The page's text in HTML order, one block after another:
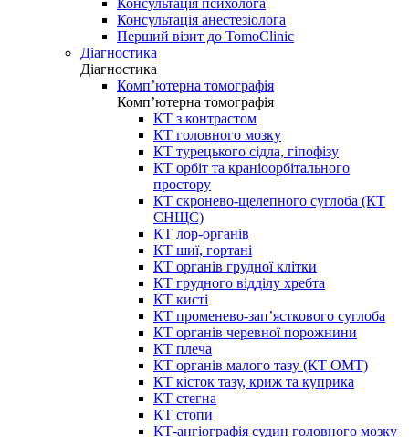
Консультація психолога
Консультація анестезіолога
Перший візит до TomoClinic
Діагностика
Діагностика
Комп’ютерна томографія
Комп’ютерна томографія
КТ з контрастом
КТ головного мозку
КТ турецького сідла, гіпофізу
КТ орбіт та краніоорбітального
простору
КТ скронево-щелепного суглоба (КТ
СНЩС)
КТ лор-органів
КТ шиї, гортані
КТ органів грудної клітки
КТ грудного відділу хребта
КТ кисті
КТ променево-зап’ясткового суглоба
КТ органів черевної порожнини
КТ плеча
КТ органів малого тазу (КТ ОМТ)
КТ кісток тазу, криж та куприка
КТ стегна
КТ стопи
КТ-ангіографія судин головного мозку